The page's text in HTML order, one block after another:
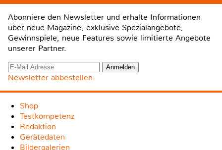
Abonniere den Newsletter und erhalte Informationen
über neue Magazine, exklusive Spezialangebote,
Gewinnspiele, neue Features sowie limitierte Angebote
unserer Partner.
Newsletter abbestellen
Shop
Testkompetenz
Redaktion
Gerätedaten
Bildergalerien